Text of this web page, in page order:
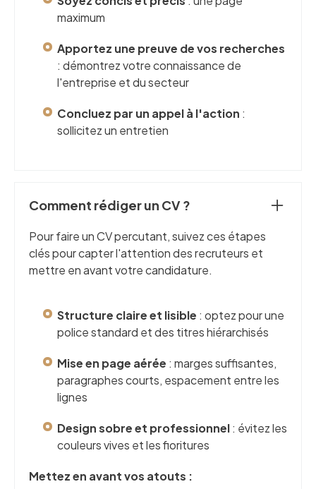
maximum
Apportez une preuve de vos recherches
: démontrez votre connaissance de
l'entreprise et du secteur
Concluez par un appel à l'action :
sollicitez un entretien
Comment rédiger un CV ?
Pour faire un CV percutant, suivez ces étapes
clés pour capter l'attention des recruteurs et
mettre en avant votre candidature.
Structure claire et lisible : optez pour une
police standard et des titres hiérarchisés
Mise en page aérée : marges suffisantes,
paragraphes courts, espacement entre les
lignes
Design sobre et professionnel: évitez les
couleurs vives et les fioritures
Mettez en avant vos atouts :